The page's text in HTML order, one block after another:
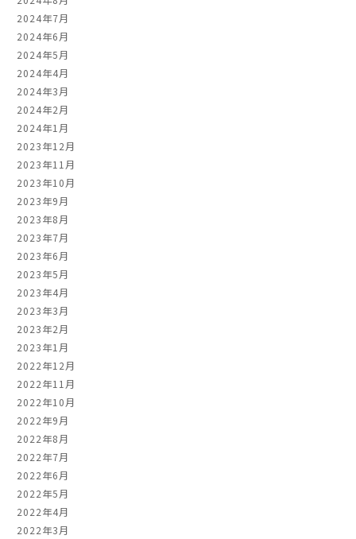
2024年7月
2024年6月
2024年5月
2024年4月
2024年3月
2024年2月
2024年1月
2023年12月
2023年11月
2023年10月
2023年9月
2023年8月
2023年7月
2023年6月
2023年5月
2023年4月
2023年3月
2023年2月
2023年1月
2022年12月
2022年11月
2022年10月
2022年9月
2022年8月
2022年7月
2022年6月
2022年5月
2022年4月
2022年3月